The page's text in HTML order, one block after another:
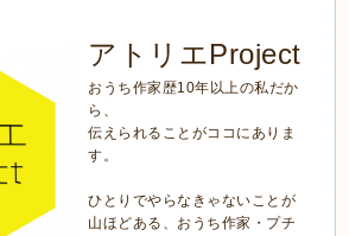
アトリエProject
おうち作家歴10年以上の私だか
ら、
伝えられることがココにありま
す。
ひとりでやらなきゃないことが
山ほどある、おうち作家・プチ